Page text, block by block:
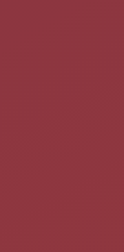
le paquet devenu
ici : 9999) par la
ce petit script
{print $1, $3}' |
do
revision="$revision"